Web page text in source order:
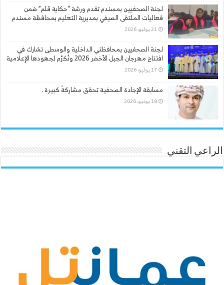
لجنة الصحفيين بمسندم تقدم ورشة “حكاية قلم” ضمن
فعاليات الملتقى الصيفي بمديرية التعليم بمحافظة مسندم
21 يوليو، 2026
لجنة الصحفيين بمحافظتي الداخلية والوسطى تشارك في
افتتاح مهرجان الجبل الأخضر 2026 وتُكرَّم لجهودها الإعلامية
17 يوليو، 2026
مسابقة الإجادة الصحفية تحقق مشاركةً كبيرة .
18 يونيو، 2026
الراعي التقني